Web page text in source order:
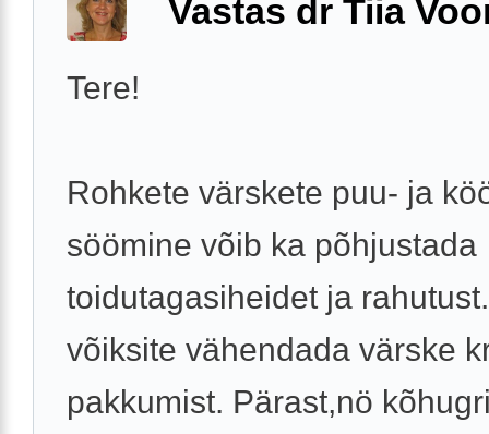
Vastas dr Tiia
Tere!
Rohkete värskete puu- ja
söömine võib ka põhjustada
toidutagasiheidet ja
võiksite vähendada värske
pakkumist. Pärast,nö